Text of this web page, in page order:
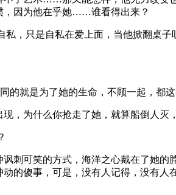
，因为他在乎她……谁看得出来？
，只是自私在爱上面，当他掀翻桌
的就是为了她的生命，不顾一起，都
，为什么你抢走了她，就算船倒人灭
刺可笑的方式，海洋之心戴在了她
的傻事，可是，没有人记得，没有